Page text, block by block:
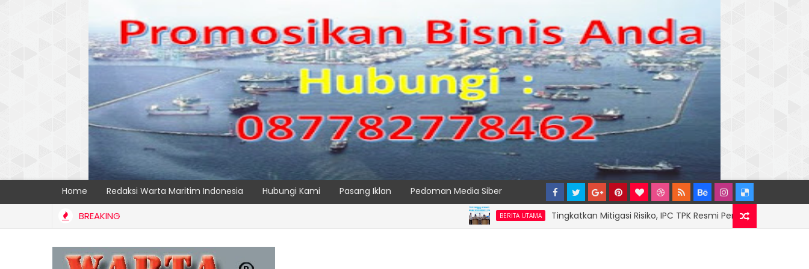
Home Redaksi Warta Maritim Indonesia Hubungi Kami Pasang Iklan Pedoman Media Siber
BREAKING BERITA UTAMA
Tingkatkan Mitigasi Risiko, IPC TPK Resmi Perpanjang Sinergi Hukum